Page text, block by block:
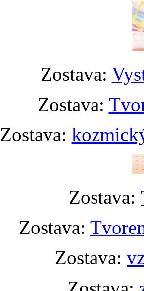
Zostava:
Zostava:
Zostava:
Zostava:
Zostava:
Zostava: